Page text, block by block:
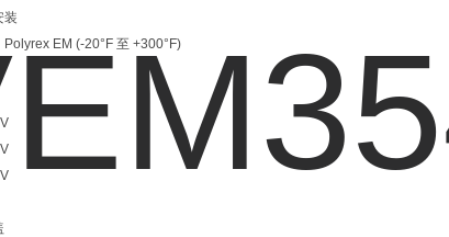
装
EM (-20°F 至 +300°F)